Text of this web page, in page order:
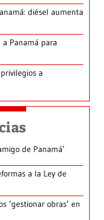
diésel aumenta
Panamá para
a
de Panamá’
a la Ley de
‘gestionar obras’ en